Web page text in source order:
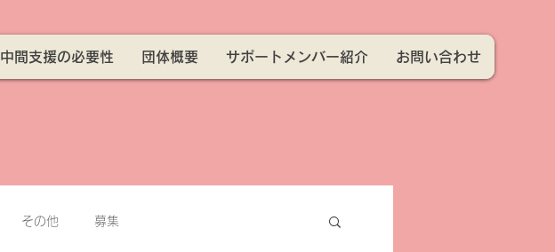
中間支援の必要性 団体概要 サポートメンバー紹介 お問い合わせ
その他 募集